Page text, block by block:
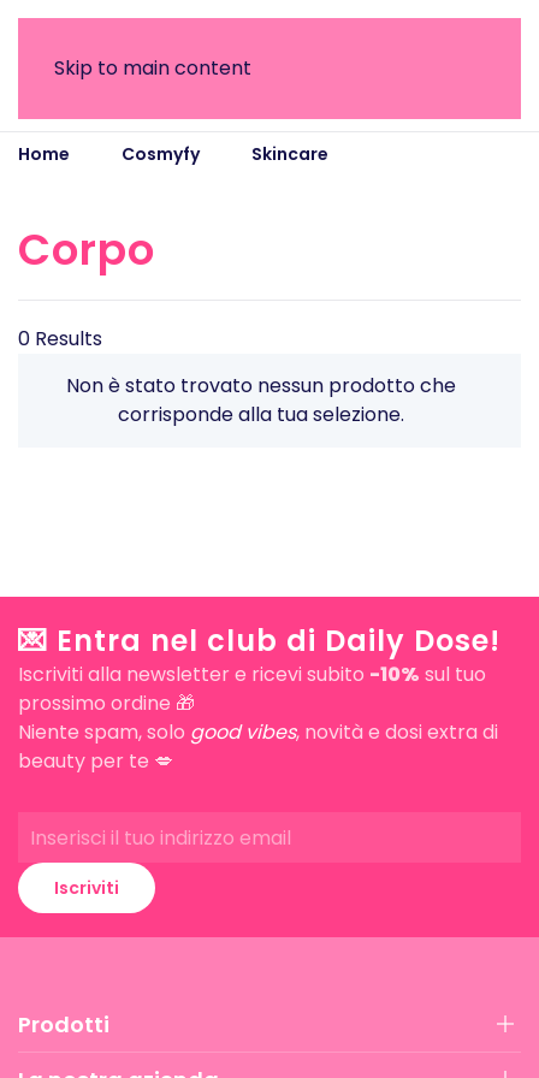
Skip to main content
Home Cosmyfy Skincare
Corpo
0 Results
Non è stato trovato nessun prodotto che
corrisponde alla tua selezione.
💌 Entra nel club di Daily Dose!
Iscriviti alla newsletter e ricevi subito -10% sul tuo
prossimo ordine 🎁
Niente spam, solo good vibes, novità e dosi extra di
beauty per te 💋
Iscriviti
Prodotti